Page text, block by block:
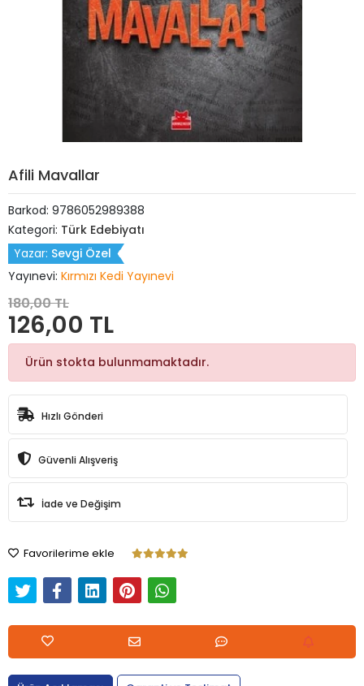
Afili Mavallar
Barkod: 9786052989388
Kategori: Türk Edebiyatı
Yazar: Sevgi Özel
Yayınevi: Kırmızı Kedi Yayınevi
180,00 TL
126,00 TL
Ürün stokta bulunmamaktadır.
Hızlı Gönderi
Güvenli Alışveriş
İade ve Değişim
Favorilerime ekle